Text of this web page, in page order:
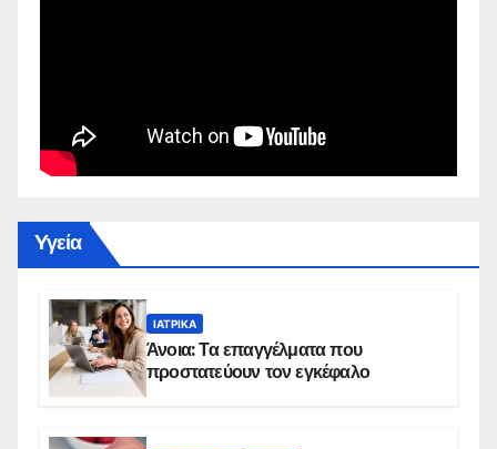
Yγεία
ΙΑΤΡΙΚΆ
Άνοια: Τα επαγγέλματα που
προστατεύουν τον εγκέφαλο